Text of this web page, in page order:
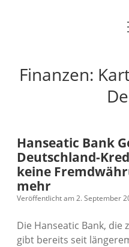
Gratis
American
Finanzen:
Hanseatic Bank
Deutschland-
keine
mehr
Veröffentlicht am 2. September
Die Hanseatic Bank, die
gibt bereits seit